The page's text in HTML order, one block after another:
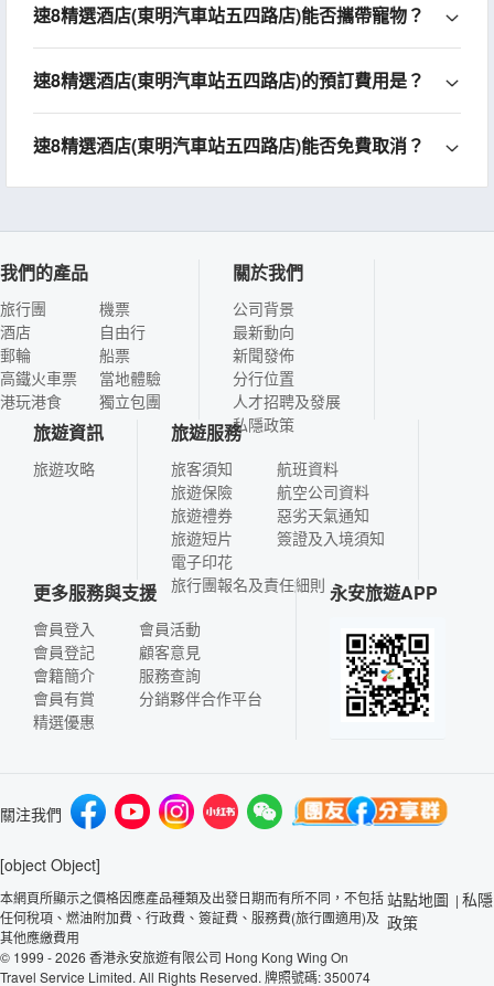
速8精選酒店(東明汽車站五四路店)能否攜帶寵物？
速8精選酒店(東明汽車站五四路店)的預訂費用是？
速8精選酒店(東明汽車站五四路店)能否免費取消？
我們的產品
旅行團
酒店
郵輪
高鐵火車票
港玩港食
機票
自由行
船票
當地體驗
獨立包團
關於我們
公司背景
最新動向
新聞發佈
分行位置
人才招聘及發展
私隱政策
旅遊資訊
旅遊攻略
旅遊服務
旅客須知
旅遊保險
旅遊禮券
旅遊短片
電子印花
航班資料
航空公司資料
惡劣天氣通知
簽證及入境須知
旅行團報名及責任細則
更多服務與支援
會員登入
會員登記
會籍簡介
會員有賞
精選優惠
會員活動
顧客意見
服務查詢
分銷夥伴合作平台
永安旅遊APP
關注我們
[object Object]
本網頁所顯示之價格因應產品種類及出發日期而有所不同，不包括
任何稅項、燃油附加費、行政費、簽証費、服務費(旅行團適用)及
其他應繳費用
© 1999 - 2026 香港永安旅遊有限公司 Hong Kong Wing On
Travel Service Limited. All Rights Reserved. 牌照號碼: 350074
站點地圖 | 私隱
政策